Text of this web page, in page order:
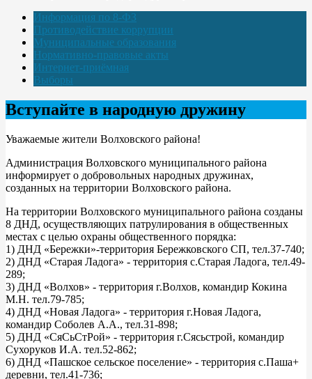
Информация по 8-ФЗ
Противодействие коррупции
Муниципальные образования
Нормативно-правовые акты
Интернет-приёмная
Выборы
Вступайте в народную дружину
Уважаемые жители Волховского района!
Администрация Волховского муниципального района
информирует о добровольных народных дружинах,
созданных на территории Волховского района.
На территории Волховского муниципального района созданы
8 ДНД, осуществляющих патрулирования в общественных
местах с целью охраны общественного порядка:
1) ДНД «Бережки»-территория Бережковского СП, тел.37-740;
2) ДНД «Старая Ладога» - территория с.Старая Ладога, тел.49-
289;
3) ДНД «Волхов» - территория г.Волхов, командир Кокина
М.Н. тел.79-785;
4) ДНД «Новая Ладога» - территория г.Новая Ладога,
командир Соболев А.А., тел.31-898;
5) ДНД «СяСьСтРой» - территория г.Сясьстрой, командир
Сухоруков И.А. тел.52-862;
6) ДНД «Пашское сельское поселение» - территория с.Паша+
деревни, тел.41-736;